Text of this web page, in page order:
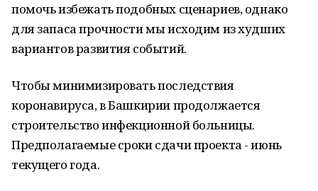
помочь избежать подобных сценариев, однако
для запаса прочности мы исходим из худших
вариантов развития событий.
Чтобы минимизировать последствия
коронавируса, в Башкирии продолжается
строительство инфекционной больницы.
Предполагаемые сроки сдачи проекта - июнь
текущего года.